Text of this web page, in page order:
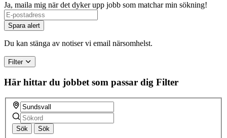
Ja, maila mig när det dyker upp jobb som matchar min sökning!
If
you
are
a
ignore
this
field
Spara alert
Du kan stänga av notiser vi email närsomhelst.
Filter
Här hittar du jobbet som passar dig Filter
Sök Sök